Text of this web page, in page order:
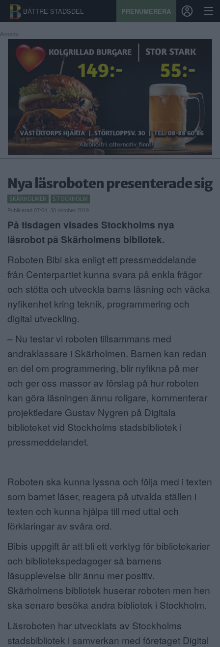
BÄTTRE STADSDEL PRENUMERERA
START
STADSDEL
PRENUMERATION
SPORT
ÅSIKTER
KONTAKT
SAMARBETEN
ANNONSERA
NÄRINGSLIV
MER
Annons:
Nya läsroboten presenterade sig
SKÄRHOLMEN STOCKHOLM
Publicerad 07:04, 30 oktober 2019
På tisdagen visades Stockholms nya
läsrobot på Skärholmens bibliotek.
Roboten Bibi ska enligt ett pressmeddelande
från Centerpartiet kunna svara på enkla frågor
och stötta och utveckla barns läsning och väcka
nyfikenhet kring teknik, programmering och
digital utveckling.
– Nu testar vi roboten tillsammans med
andraklassare i Skärholmen. Barnen kan redan
en del om programmering, blir nyfikna på mer
och ger oss massor av förslag på hur roboten
kan göra läsningen ännu roligare, kommenterar
projektledare Gustav Nygren på Digitala
biblioteket vid Stockholms stadsbibliotek i
pressmeddelandet.
Roboten ska kunna lyssna och följa med i texten
som barnet läser, reagera på utvalda ställen i
texten och kunna hjälpa till med uttal och
förklaringar av svåra ord.
Bibis uppgift är att bli ett verktyg för bibliotekarier
och bibliotekspedagoger så barnens
läsupplevelse blir ännu mer positiv.
Skärholmens bibliotek huserar roboten men hen
ska senare besöka andra bibliotek i Stockholm.
Läsroboten har utvecklats av Stockholms
stadsbibliotek i samverkan med företaget Digital